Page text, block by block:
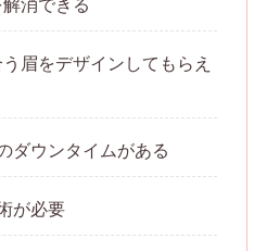
眉をデザインしてもらえ
ダウンタイムがある
が必要